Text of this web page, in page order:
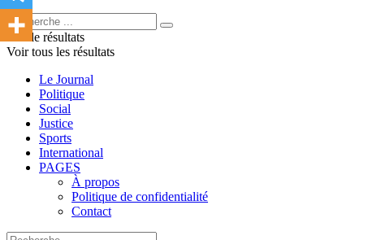
Pas de résultats
Voir tous les résultats
Le Journal
Politique
Social
Justice
Sports
International
PAGES
À propos
Politique de confidentialité
Contact